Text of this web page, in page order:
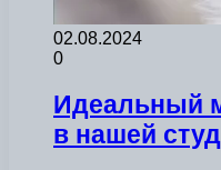
02.08.2024
0
Идеальный
в нашей